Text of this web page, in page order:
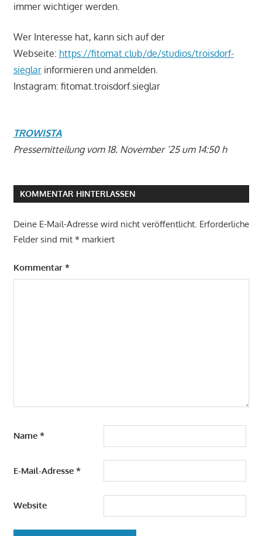
immer wichtiger werden.
Wer Interesse hat, kann sich auf der
Webseite: https://fitomat.club/de/studios/troisdorf-
sieglarinformieren und anmelden.
Instagram: fitomat.troisdorf.sieglar
TROWISTA
Pressemitteilung vom 18. November ’25 um 14:50 h
KOMMENTAR HINTERLASSEN
Deine E-Mail-Adresse wird nicht veröffentlicht. Erforderliche
Felder sind mit *markiert
Kommentar *
Name *
E-Mail-Adresse *
Website